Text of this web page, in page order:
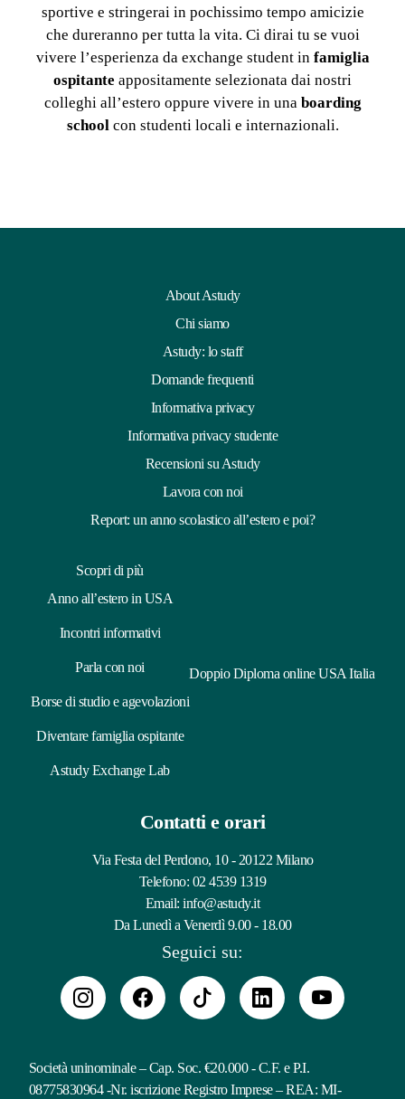
sportive e stringerai in pochissimo tempo amicizie
che dureranno per tutta la vita. Ci dirai tu se vuoi
vivere l’esperienza da exchange student in famiglia
ospitante appositamente selezionata dai nostri
colleghi all’estero oppure vivere in una boarding
schoolcon studenti locali e internazionali.
About Astudy
Chi siamo
Astudy: lo staff
Domande frequenti
Informativa privacy
Informativa privacy studente
Recensioni su Astudy
Lavora con noi
Report: un anno scolastico all’estero e poi?
Scopri di più
Anno all’estero in USA
Incontri informativi
Parla con noi
Borse di studio e agevolazioni
Diventare famiglia ospitante
Astudy Exchange Lab
Doppio Diploma online USA Italia
Contatti e orari
Via Festa del Perdono, 10 - 20122 Milano
Telefono: 02 4539 1319
Email:info@astudy.it
Da Lunedì a Venerdì 9.00 - 18.00
Seguici su:
Società uninominale – Cap. Soc. €20.000 - C.F. e P.I.
08775830964 -Nr. iscrizione Registro Imprese – REA: MI-